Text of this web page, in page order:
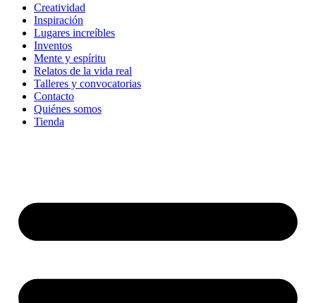
Creatividad
Inspiración
Lugares increíbles
Inventos
Mente y espíritu
Relatos de la vida real
Talleres y convocatorias
Contacto
Quiénes somos
Tienda